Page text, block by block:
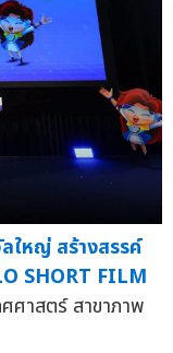
ใหญ่ สร้างสรรค์
SHORT FILM
าสตร์ สาขาภาพ